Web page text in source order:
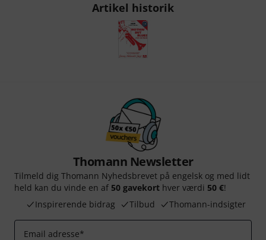
Artikel historik
Thomann Newsletter
Tilmeld dig Thomann Nyhedsbrevet på engelsk og med lidt
held kan du vinde en af 50 gavekort hver værdi 50 €!
Inspirerende bidrag
Tilbud Thomann-indsigter
Email adresse*